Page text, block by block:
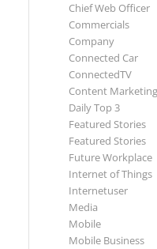
Chief Web Officer
Commercials
Company
Connected Car
ConnectedTV
Content Marketing
Daily Top 3
Featured Stories
Featured Stories
Future Workplace
Internet of Things
Internetuser
Media
Mobile
Mobile Business